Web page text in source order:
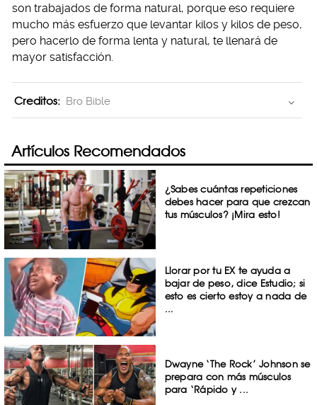
son trabajados de forma natural, porque eso requiere
mucho más esfuerzo que levantar kilos y kilos de peso,
pero hacerlo de forma lenta y natural, te llenará de
mayor satisfacción.
Creditos: Bro Bible
Artículos Recomendados
¿Sabes cuántas repeticiones
debes hacer para que crezcan
tus músculos? ¡Mira esto!
Llorar por tu EX te ayuda a
bajar de peso, dice Estudio; si
esto es cierto estoy a nada de
...
Dwayne ‘The Rock’ Johnson se
prepara con más músculos
para ‘Rápido y ...